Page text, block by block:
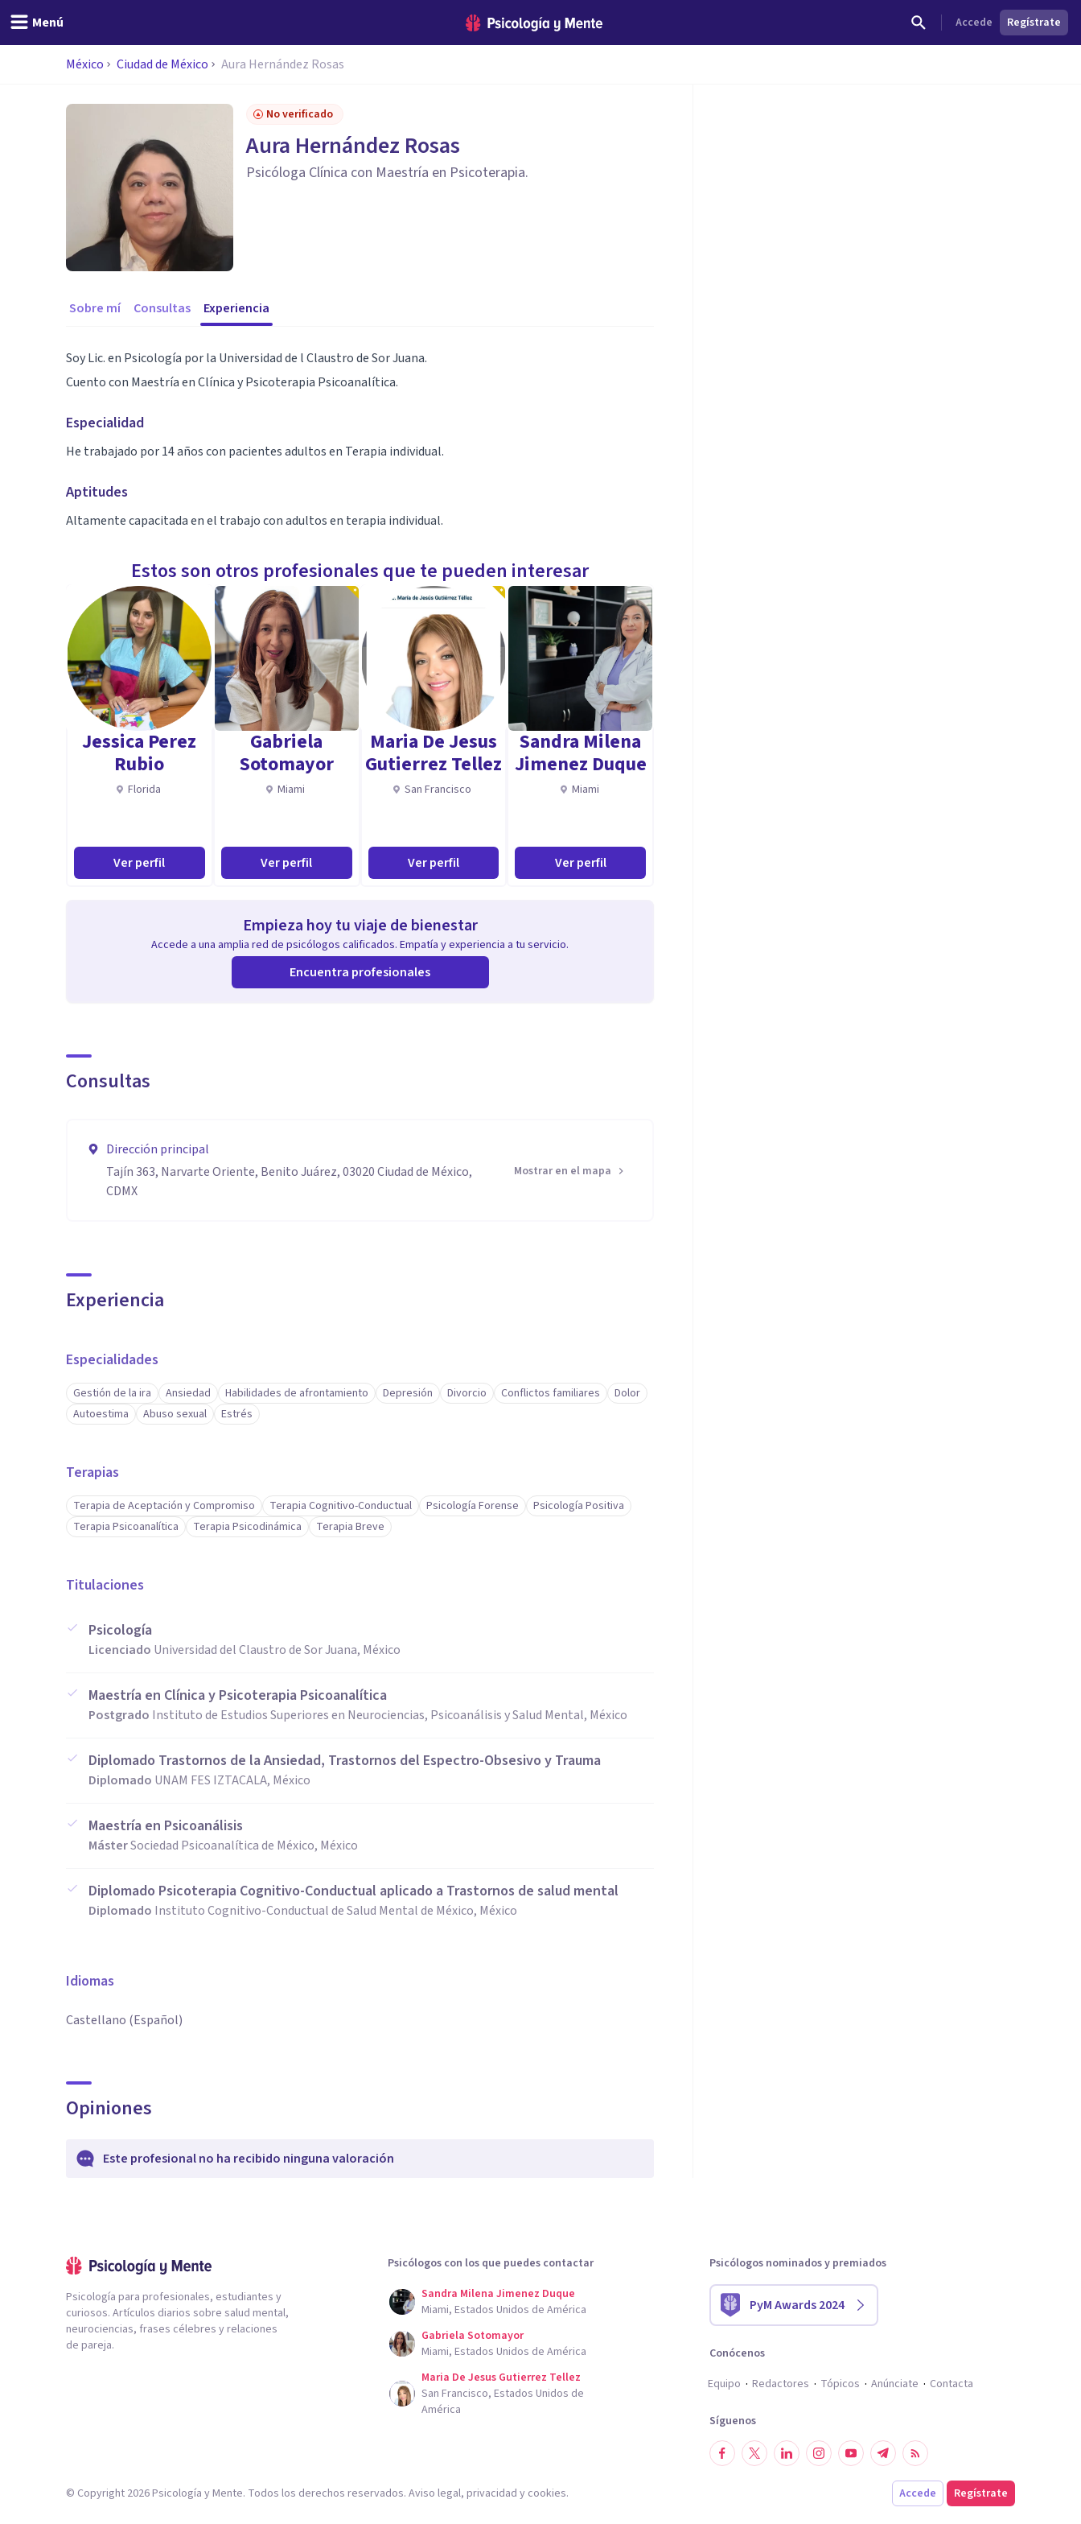
Menú Accede Regístrate
México Ciudad de México Aura Hernández Rosas
No verificado
Aura Hernández Rosas
Psicóloga Clínica con Maestría en Psicoterapia.
Sobre mí Consultas Experiencia
Soy Lic. en Psicología por la Universidad de l Claustro de Sor Juana.
Cuento con Maestría en Clínica y Psicoterapia Psicoanalítica.
Especialidad
He trabajado por 14 años con pacientes adultos en Terapia individual.
Aptitudes
Altamente capacitada en el trabajo con adultos en terapia individual.
Estos son otros profesionales que te pueden interesar
Jessica Perez
Rubio
Florida
Ver perfil
Gabriela
Sotomayor
Miami
Ver perfil
Maria De Jesus
Gutierrez Tellez
San Francisco
Ver perfil
Sandra Milena
Jimenez Duque
Miami
Ver perfil
Empieza hoy tu viaje de bienestar
Accede a una amplia red de psicólogos calificados. Empatía y experiencia a tu servicio.
Encuentra profesionales
Consultas
Dirección principal
Tajín 363, Narvarte Oriente, Benito Juárez, 03020 Ciudad de México,
CDMX
Mostrar en el mapa
Experiencia
Especialidades
Gestión de la ira Ansiedad Habilidades de afrontamiento Depresión Divorcio Conflictos familiares
Dolor
Autoestima
Abuso sexual Estrés
Terapias
Terapia de Aceptación y Compromiso Terapia Cognitivo-Conductual Psicología Forense
Psicología Positiva
Terapia Psicoanalítica
Terapia Psicodinámica Terapia Breve
Titulaciones
Psicología
Licenciado Universidad del Claustro de Sor Juana, México
Maestría en Clínica y Psicoterapia Psicoanalítica
Postgrado Instituto de Estudios Superiores en Neurociencias, Psicoanálisis y Salud Mental, México
Diplomado Trastornos de la Ansiedad, Trastornos del Espectro-Obsesivo y Trauma
Diplomado UNAM FES IZTACALA, México
Maestría en Psicoanálisis
MásterSociedad Psicoanalítica de México, México
Diplomado Psicoterapia Cognitivo-Conductual aplicado a Trastornos de salud mental
Diplomado Instituto Cognitivo-Conductual de Salud Mental de México, México
Idiomas
Castellano (Español)
Opiniones
Este profesional no ha recibido ninguna valoración
Psicología para profesionales, estudiantes y
curiosos. Artículos diarios sobre salud mental,
neurociencias, frases célebres y relaciones
de pareja.
Psicólogos con los que puedes contactar
Sandra Milena Jimenez Duque
Miami, Estados Unidos de América
Gabriela Sotomayor
Miami, Estados Unidos de América
Maria De Jesus Gutierrez Tellez
San Francisco, Estados Unidos de
América
Psicólogos nominados y premiados
PyM Awards 2024
Conócenos
Equipo
Redactores Tópicos Anúnciate Contacta
Síguenos
Accede Regístrate
© Copyright 2026Psicología y Mente. Todos los derechos reservados. Aviso legal, privacidad y cookies.